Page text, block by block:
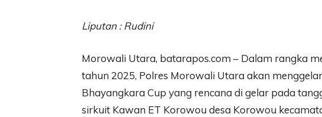
Liputan : Rudini
Morowali Utara, batarapos.com – Dalam rangka
tahun 2025, Polres Morowali Utara akan
Bhayangkara Cup yang rencana di gelar pada
sirkuit Kawan ET Korowou desa Korowou